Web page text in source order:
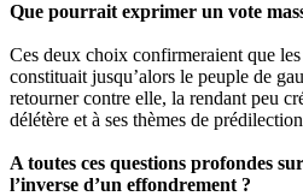
Que pourrait exprimer un vote
Ces deux choix confirmeraient que
constituait jusqu’alors le peuple de
retourner contre elle, la rendant peu
délétère et à ses thèmes de
A toutes ces questions profondes
l’inverse d’un effondrement ?